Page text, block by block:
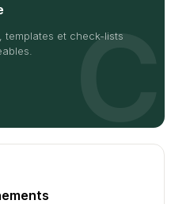
templates et check-lists
C